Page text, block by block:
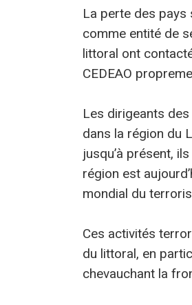
La perte des pays
comme entité de
littoral ont
CEDEAO
Les dirigeants
dans la région du
jusqu’à présent,
région est
mondial du
Ces activités
du littoral, en
chevauchant la